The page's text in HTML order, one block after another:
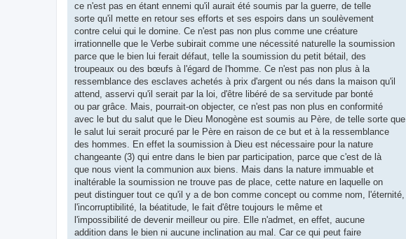
ce n'est pas en étant ennemi qu'il aurait été soumis par la guerre, de telle
sorte qu'il mette en retour ses efforts et ses espoirs dans un soulèvement
contre celui qui le domine. Ce n'est pas non plus comme une créature
irrationnelle que le Verbe subirait comme une nécessité naturelle la soumission
parce que le bien lui ferait défaut, telle la soumission du petit bétail, des
troupeaux ou des bœufs à l'égard de l'homme. Ce n'est pas non plus à la
ressemblance des esclaves achetés à prix d'argent ou nés dans la maison qu'il
attend, asservi qu'il serait par la loi, d'être libéré de sa servitude par bonté
ou par grâce. Mais, pourrait-on objecter, ce n'est pas non plus en conformité
avec le but du salut que le Dieu Monogène est soumis au Père, de telle sorte que
le salut lui serait procuré par le Père en raison de ce but et à la ressemblance
des hommes. En effet la soumission à Dieu est nécessaire pour la nature
changeante (3) qui entre dans le bien par participation, parce que c'est de là
que nous vient la communion aux biens. Mais dans la nature immuable et
inaltérable la soumission ne trouve pas de place, cette nature en laquelle on
peut distinguer tout ce qu'il y a de bon comme concept ou comme nom, l'éternité,
l'incorruptibilité, la béatitude, le fait d'être toujours le même et
l'impossibilité de devenir meilleur ou pire. Elle n'admet, en effet, aucune
addition dans le bien ni aucune inclination au mal. Car ce qui peut faire